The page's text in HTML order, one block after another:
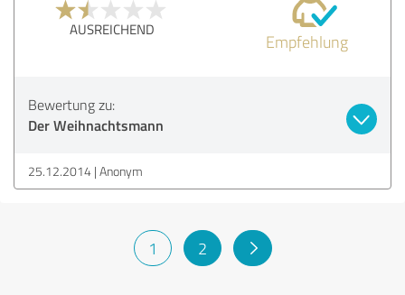
AUSREICHEND
Empfehlung
Bewertung zu:
Der Weihnachtsmann
25.12.2014 Anonym
1 2